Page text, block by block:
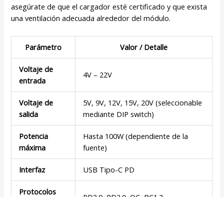
asegúrate de que el cargador esté certificado y que exista
una ventilación adecuada alrededor del módulo.
Parámetro Valor / Detalle
Voltaje de
entrada
4V – 22V
Voltaje de
salida
5V, 9V, 12V, 15V, 20V (seleccionable
mediante DIP switch)
Potencia
máxima
Hasta 100W (dependiente de la
fuente)
Interfaz USB Tipo-C PD
Protocolos